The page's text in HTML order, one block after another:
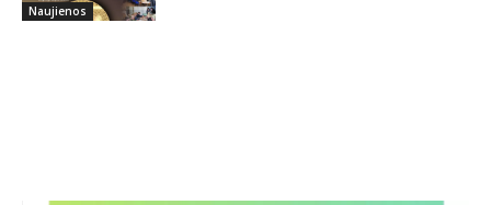
Naujienos